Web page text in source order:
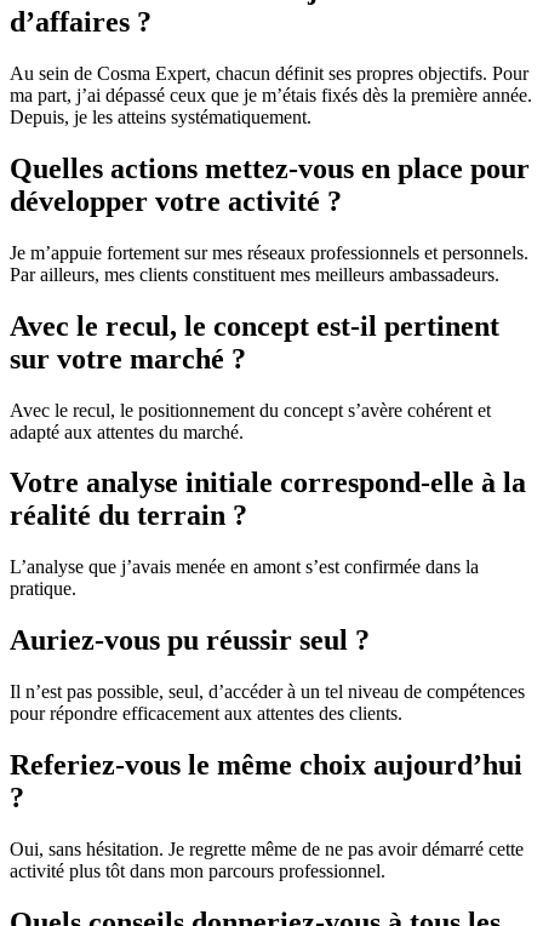
d’affaires ?
Au sein de Cosma Expert, chacun définit ses propres objectifs. Pour
ma part, j’ai dépassé ceux que je m’étais fixés dès la première année.
Depuis, je les atteins systématiquement.
Quelles actions mettez-vous en place pour
développer votre activité ?
Je m’appuie fortement sur mes réseaux professionnels et personnels.
Par ailleurs, mes clients constituent mes meilleurs ambassadeurs.
Avec le recul, le concept est-il pertinent
sur votre marché ?
Avec le recul, le positionnement du concept s’avère cohérent et
adapté aux attentes du marché.
Votre analyse initiale correspond-elle à la
réalité du terrain ?
L’analyse que j’avais menée en amont s’est confirmée dans la
pratique.
Auriez-vous pu réussir seul ?
Il n’est pas possible, seul, d’accéder à un tel niveau de compétences
pour répondre efficacement aux attentes des clients.
Referiez-vous le même choix aujourd’hui
?
Oui, sans hésitation. Je regrette même de ne pas avoir démarré cette
activité plus tôt dans mon parcours professionnel.